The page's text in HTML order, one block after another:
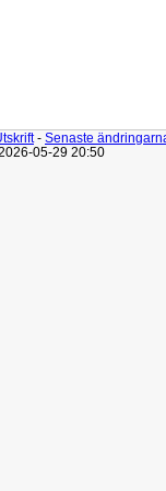
- Senaste
05-29 20:50